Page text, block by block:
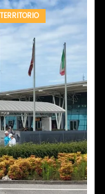
TERRITORIO